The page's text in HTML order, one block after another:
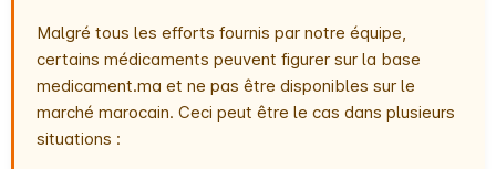
Malgré tous les efforts fournis par notre équipe,
certains médicaments peuvent figurer sur la base
medicament.ma et ne pas être disponibles sur le
marché marocain. Ceci peut être le cas dans plusieurs
situations :